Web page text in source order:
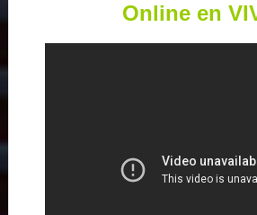
Online en